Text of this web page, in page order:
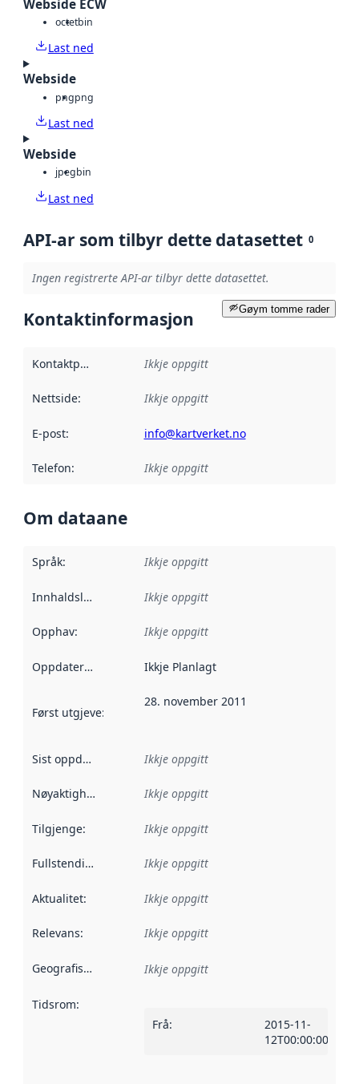
Webside ECW
octetbin
Last ned
Webside
pngpng
Last ned
Webside
jpegbin
Last ned
API-ar som tilbyr dette datasettet 0
Ingen registrerte API-ar tilbyr dette datasettet.
Gøym tomme rader
Kontaktinformasjon
Kontaktpunkt Ikkje oppgitt
Nettside: Ikkje oppgitt
E-post: info@kartverket.no
Telefon: Ikkje oppgitt
Om dataane
Språk: Ikkje oppgitt
Innhaldsleverandørar :
Ikkje oppgitt
Opphav: Ikkje oppgitt
Oppdateringsfrekvens :
Ikkje Planlagt
Først utgjeve:
28. november 2011
Sist oppdatert Ikkje oppgitt
Nøyaktigheit Ikkje oppgitt
Tilgjenge: Ikkje oppgitt
Fullstendigheit Ikkje oppgitt
Aktualitet: Ikkje oppgitt
Relevans: Ikkje oppgitt
Geografisk område Ikkje oppgitt
Tidsrom:
Frå:
2015-11-
12T00:00:00Z